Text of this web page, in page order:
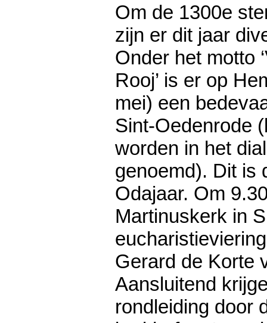
Om de 1300e
zijn er dit jaar
Onder het motto
Rooj’ is er op
mei) een
Sint-Oedenrode
worden in het
genoemd). Dit is
Odajaar. Om
Martinuskerk in
Gerard de Korte
Aansluitend
rondleiding door